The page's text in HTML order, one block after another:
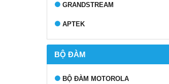
GRANDSTREAM
APTEK
BỘ ĐÀM
BỘ ĐÀM MOTOROLA